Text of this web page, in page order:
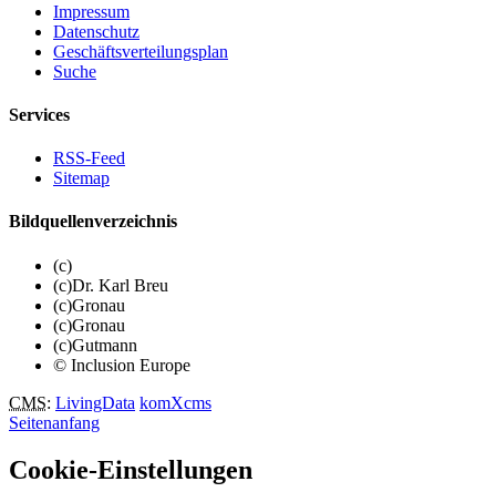
Impressum
Datenschutz
Geschäftsverteilungsplan
Suche
Services
RSS-Feed
Sitemap
Bildquellenverzeichnis
(c)
(c)Dr. Karl Breu
(c)Gronau
(c)Gronau
(c)Gutmann
© Inclusion Europe
CMS: LivingData komXcms
Seitenanfang
Cookie-Einstellungen